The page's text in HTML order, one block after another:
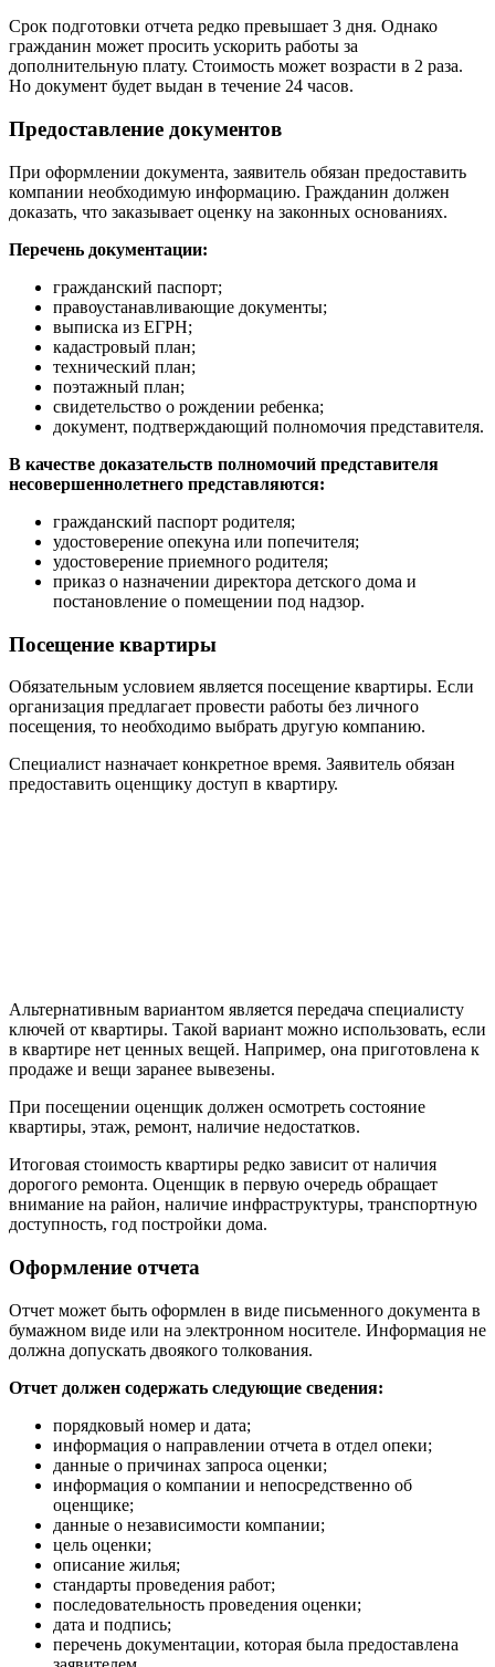
Срок подготовки отчета редко превышает 3 дня. Однако
гражданин может просить ускорить работы за
дополнительную плату. Стоимость может возрасти в 2 раза.
Но документ будет выдан в течение 24 часов.
Предоставление документов
При оформлении документа, заявитель обязан предоставить
компании необходимую информацию. Гражданин должен
доказать, что заказывает оценку на законных основаниях.
Перечень документации:
гражданский паспорт;
правоустанавливающие документы;
выписка из ЕГРН;
кадастровый план;
технический план;
поэтажный план;
свидетельство о рождении ребенка;
документ, подтверждающий полномочия представителя.
В качестве доказательств полномочий представителя
несовершеннолетнего представляются:
гражданский паспорт родителя;
удостоверение опекуна или попечителя;
удостоверение приемного родителя;
приказ о назначении директора детского дома и
постановление о помещении под надзор.
Посещение квартиры
Обязательным условием является посещение квартиры. Если
организация предлагает провести работы без личного
посещения, то необходимо выбрать другую компанию.
Специалист назначает конкретное время. Заявитель обязан
предоставить оценщику доступ в квартиру.
Альтернативным вариантом является передача специалисту
ключей от квартиры. Такой вариант можно использовать, если
в квартире нет ценных вещей. Например, она приготовлена к
продаже и вещи заранее вывезены.
При посещении оценщик должен осмотреть состояние
квартиры, этаж, ремонт, наличие недостатков.
Итоговая стоимость квартиры редко зависит от наличия
дорогого ремонта. Оценщик в первую очередь обращает
внимание на район, наличие инфраструктуры, транспортную
доступность, год постройки дома.
Оформление отчета
Отчет может быть оформлен в виде письменного документа в
бумажном виде или на электронном носителе. Информация не
должна допускать двоякого толкования.
Отчет должен содержать следующие сведения:
порядковый номер и дата;
информация о направлении отчета в отдел опеки;
данные о причинах запроса оценки;
информация о компании и непосредственно об
оценщике;
данные о независимости компании;
цель оценки;
описание жилья;
стандарты проведения работ;
последовательность проведения оценки;
дата и подпись;
перечень документации, которая была предоставлена